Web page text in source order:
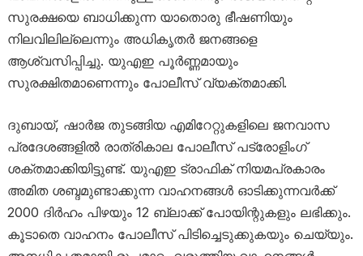
സുരക്ഷയെ ബാധിക്കുന്ന യാതൊരു ഭീഷണിയും
നിലവിലില്ലെന്നും അധികൃതർ ജനങ്ങളെ
ആശ്വസിപ്പിച്ചു. യുഎഇ പൂർണ്ണമായും
സുരക്ഷിതമാണെന്നും പോലീസ് വ്യക്തമാക്കി.
ദുബായ്, ഷാർജ തുടങ്ങിയ എമിറേറ്റുകളിലെ ജനവാസ
പ്രദേശങ്ങളിൽ രാത്രികാല പോലീസ് പട്രോളിംഗ്
ശക്തമാക്കിയിട്ടുണ്ട്. യുഎഇ ട്രാഫിക് നിയമപ്രകാരം
അമിത ശബ്ദമുണ്ടാക്കുന്ന വാഹനങ്ങൾ ഓടിക്കുന്നവർക്ക്
2000 ദിർഹം പിഴയും 12 ബ്ലാക്ക് പോയിന്റുകളും ലഭിക്കും.
കൂടാതെ വാഹനം പോലീസ് പിടിച്ചെടുക്കുകയും ചെയ്യും.